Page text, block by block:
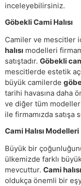
inceleyebilirsiniz.
Göbekli Cami Halısı
Camiler ve mescitler
halısı modelleri
satıştadır. Göbekli
mescitlerde estetik
büyük camilerde
tarihi havasına daha
ve diğer tüm
ile firmamızda satışa
Cami Halısı Modelleri
Büyük bir
ülkemizde farklı
mevcuttur. Cami
oldukça önemli bir